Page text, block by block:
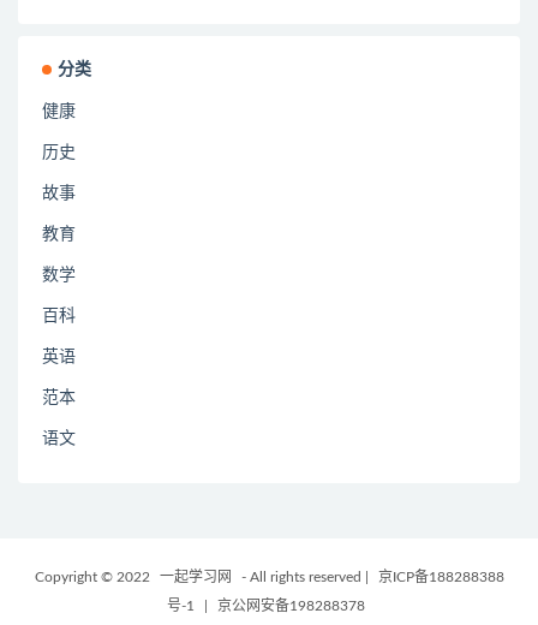
分类
健康
历史
故事
教育
数学
百科
英语
范本
语文
Copyright © 2022 一起学习网 - All rights reserved
京ICP备188288388
号-1
京公网安备198288378